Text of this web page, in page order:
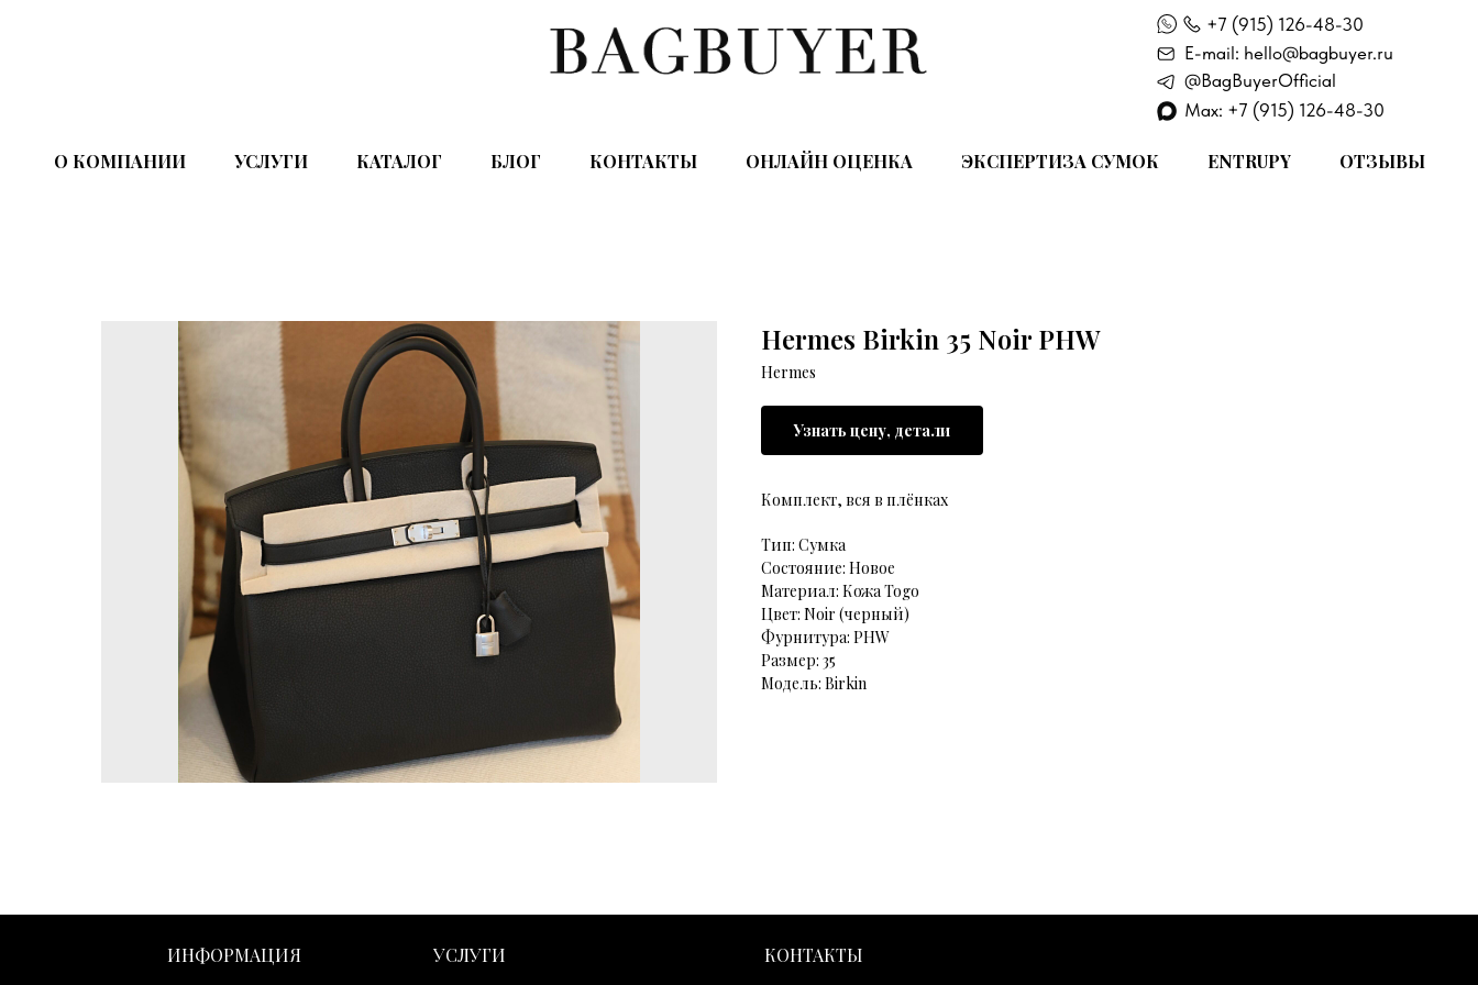
E-mail: hello@bagbuyer.ru
+7 (915) 126-48-30
@BagBuyerOfficial
Max: +7 (915) 126-48-30
О КОМПАНИИ УСЛУГИ КАТАЛОГ БЛОГ КОНТАКТЫ ОНЛАЙН ОЦЕНКА ЭКСПЕРТИЗА СУМОК ENTRUPY ОТЗЫВЫ
Hermes Birkin 35 Noir PHW
Hermes
Узнать цену, детали
Комплект, вся в плёнках
Тип: Сумка
Состояние: Новое
Материал: Кожа Togo
Цвет: Noir (черный)
Фурнитура: PHW
Размер: 35
Модель: Birkin
ИНФОРМАЦИЯ УСЛУГИ КОНТАКТЫ